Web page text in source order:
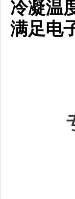
冷凝温
满足电子